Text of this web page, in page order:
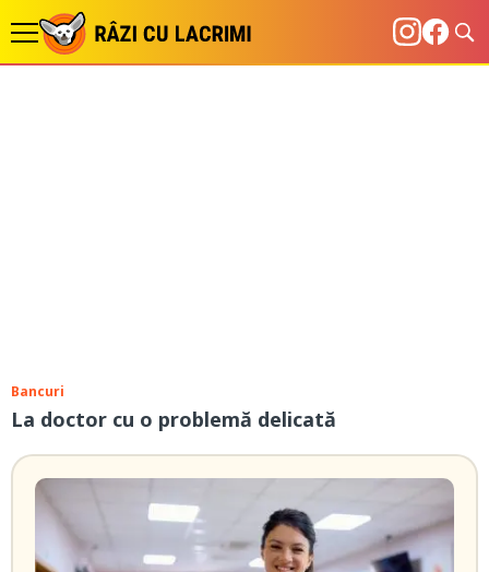
Bancuri
La doctor cu o problemă delicată